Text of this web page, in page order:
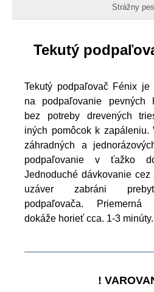
Strážny pes
Tekutý
Tekutý podpaľovač Fénix je
na podpaľovanie pevných
bez potreby drevených
iných pomôcok k
záhradných a
podpaľovanie v ťažko
Jednoduché dávkovanie cez
uzáver zabráni
podpaľovača. Priemerná
dokáže horieť cca. 1-3 minúty.
!